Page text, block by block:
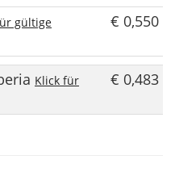
gültige
€ 0,550
Klick für
€ 0,483